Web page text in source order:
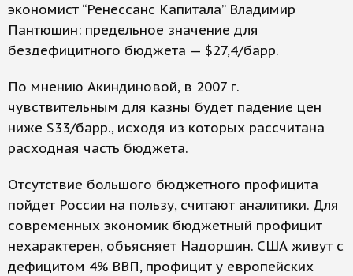
экономист “Ренессанс Капитала” Владимир
Пантюшин: предельное значение для
бездефицитного бюджета — $27,4/барр.
По мнению Акиндиновой, в 2007 г.
чувствительным для казны будет падение цен
ниже $33/барр., исходя из которых рассчитана
расходная часть бюджета.
Отсутствие большого бюджетного профицита
пойдет России на пользу, считают аналитики. Для
современных экономик бюджетный профицит
нехарактерен, объясняет Надоршин. США живут с
дефицитом 4% ВВП, профицит у европейских